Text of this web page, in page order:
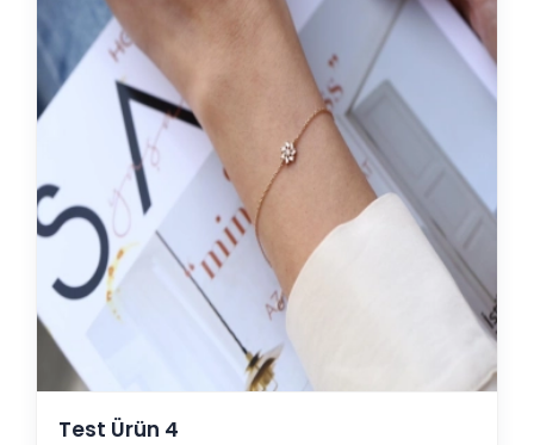
Test Ürün 4